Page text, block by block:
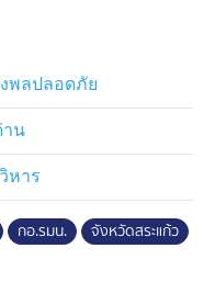
ว ในฐานะ ผู้อำนวย
สระแก้ว ยังได้กล่าวว่า
ขึ้นเมื่อใด แต่สิ่งที่ดีที่สุด
”
งข้างประชาชน พร้อม
ยวข้องอย่างเต็มกำลัง
เพื่อให้ทุกคนมั่นใจใน
พลปลอดภัย
าน
หาร
กอ.รมน.
จังหวัดสระแก้ว